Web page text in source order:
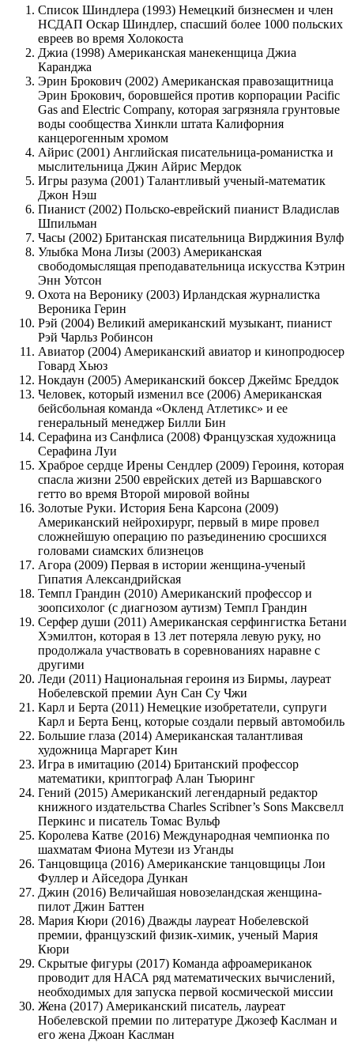
Список Шиндлера (1993) Немецкий бизнесмен и член
НСДАП Оскар Шиндлер, спасший более 1000 польских
евреев во время Холокоста
Джиа (1998) Американская манекенщица Джиа
Каранджа
Эрин Брокович (2002) Американская правозащитница
Эрин Брокович, боровшейся против корпорации Pacific
Gas and Electric Company, которая загрязняла грунтовые
воды сообщества Хинкли штата Калифорния
канцерогенным хромом
Айрис (2001) Английская писательница-романистка и
мыслительница Джин Айрис Мердок
Игры разума (2001) Талантливый ученый-математик
Джон Нэш
Пианист (2002) Польско-еврейский пианист Владислав
Шпильман
Часы (2002) Британская писательница Вирджиния Вулф
Улыбка Мона Лизы (2003) Американская
свободомыслящая преподавательница искусства Кэтрин
Энн Уотсон
Охота на Веронику (2003) Ирландская журналистка
Вероника Герин
Рэй (2004) Великий американский музыкант, пианист
Рэй Чарльз Робинсон
Авиатор (2004) Американский авиатор и кинопродюсер
Говард Хьюз
Нокдаун (2005) Американский боксер Джеймс Бреддок
Человек, который изменил все (2006) Американская
бейсбольная команда «Окленд Атлетикс» и ее
генеральный менеджер Билли Бин
Серафина из Санфлиса (2008) Французская художница
Серафина Луи
Храброе сердце Ирены Сендлер (2009) Героиня, которая
спасла жизни 2500 еврейских детей из Варшавского
гетто во время Второй мировой войны
Золотые Руки. История Бена Карсона (2009)
Американский нейрохирург, первый в мире провел
сложнейшую операцию по разъединению сросшихся
головами сиамских близнецов
Агора (2009) Первая в истории женщина-ученый
Гипатия Александрийская
Темпл Грандин (2010) Американский профессор и
зоопсихолог (с диагнозом аутизм) Темпл Грандин
Серфер души (2011) Американская серфингистка Бетани
Хэмилтон, которая в 13 лет потеряла левую руку, но
продолжала участвовать в соревнованиях наравне с
другими
Леди (2011) Национальная героиня из Бирмы, лауреат
Нобелевской премии Аун Сан Су Чжи
Карл и Берта (2011) Немецкие изобретатели, супруги
Карл и Берта Бенц, которые создали первый автомобиль
Большие глаза (2014) Американская талантливая
художница Маргарет Кин
Игра в имитацию (2014) Британский профессор
математики, криптограф Алан Тьюринг
Гений (2015) Американский легендарный редактор
книжного издательства Charles Scribner’s Sons Максвелл
Перкинс и писатель Томас Вульф
Королева Катве (2016) Международная чемпионка по
шахматам Фиона Мутези из Уганды
Танцовщица (2016) Американские танцовщицы Лои
Фуллер и Айседора Дункан
Джин (2016) Величайшая новозеландская женщина-
пилот Джин Баттен
Мария Кюри (2016) Дважды лауреат Нобелевской
премии, французский физик-химик, ученый Мария
Кюри
Скрытые фигуры (2017) Команда афроамериканок
проводит для НАСА ряд математических вычислений,
необходимых для запуска первой космической миссии
Жена (2017) Американский писатель, лауреат
Нобелевской премии по литературе Джозеф Каслман и
его жена Джоан Каслман